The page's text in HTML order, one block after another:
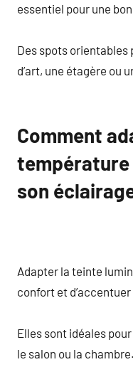
essentiel pour une
Des spots
d’art, une étagère ou
Comment
température
son
Adapter la teinte
confort et
Elles sont idéales
le salon ou la chambre.